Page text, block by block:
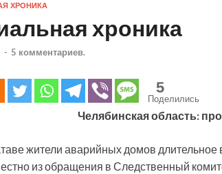
ХРОНИКА
хроника
- 5 комментариев.
5
Поделились
Челябинская область:
жители аварийных домов длительное
из обращения в Следственный